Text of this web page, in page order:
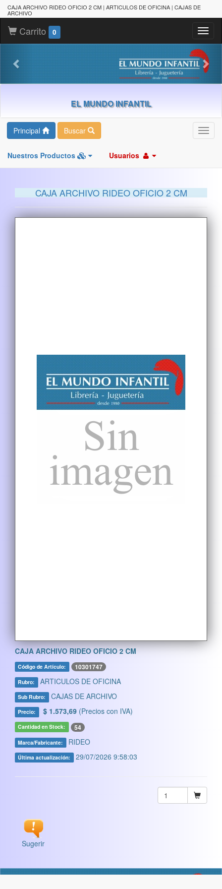
CAJA ARCHIVO RIDEO OFICIO 2 CM | ARTICULOS DE OFICINA | CAJAS DE
ARCHIVO
Carrito 0
EL MUNDO INFANTIL
Principal Buscar
Nuestros Productos Usuarios
CAJA ARCHIVO RIDEO OFICIO 2 CM
CAJA ARCHIVO RIDEO OFICIO 2 CM
Código de Artículo: 10301747
Rubro: ARTICULOS DE OFICINA
Sub Rubro: CAJAS DE ARCHIVO
Precio: $ 1.573,69 (Precios con IVA)
Cantidad en Stock: 54
Marca/Fabricante: RIDEO
Última actualización: 29/07/2026 9:58:03
Sugerir